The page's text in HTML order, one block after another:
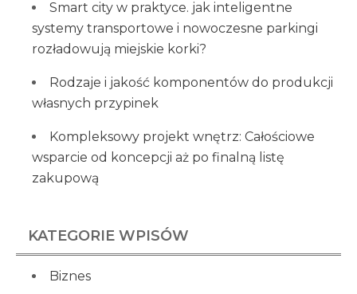
Smart city w praktyce. jak inteligentne
systemy transportowe i nowoczesne parkingi
rozładowują miejskie korki?
Rodzaje i jakość komponentów do produkcji
własnych przypinek
Kompleksowy projekt wnętrz: Całościowe
wsparcie od koncepcji aż po finalną listę
zakupową
KATEGORIE WPISÓW
Biznes